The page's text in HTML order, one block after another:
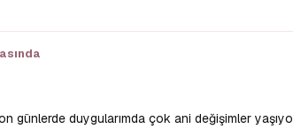
günlerde duygularımda çok ani değişimler